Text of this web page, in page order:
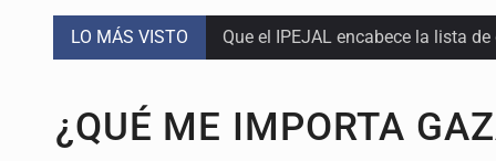
LO MÁS VISTO Que el IPEJAL encabece la lista
Catean centro de fraudes
¿QUÉ ME IMPORTA